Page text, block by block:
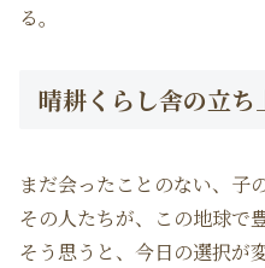
る。
晴耕くらし舎の立
まだ会ったことのない、子
その人たちが、この地球で
そう思うと、今日の選択が